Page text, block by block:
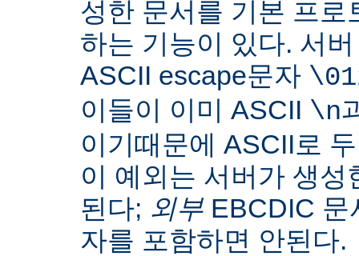
성한 문서를 기본 프로
하는 기능이 있다. 서
ASCII escape문자
이들이 이미 ASCII \n
이기때문에 ASCII로
이 예외는 서버가 생
된다; 외부EBCDIC 문
자를 포함하면 안된다.